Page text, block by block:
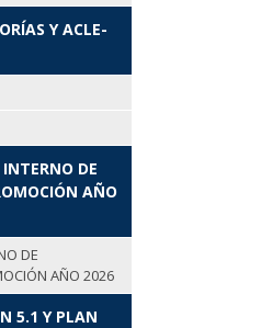
Y ACLE-
DE
AÑO
DE
AÑO 2026
5.1 Y PLAN